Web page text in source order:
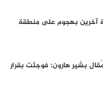
آخرين بهجوم على منطقة
بشير هارون: فوجئت بقرار